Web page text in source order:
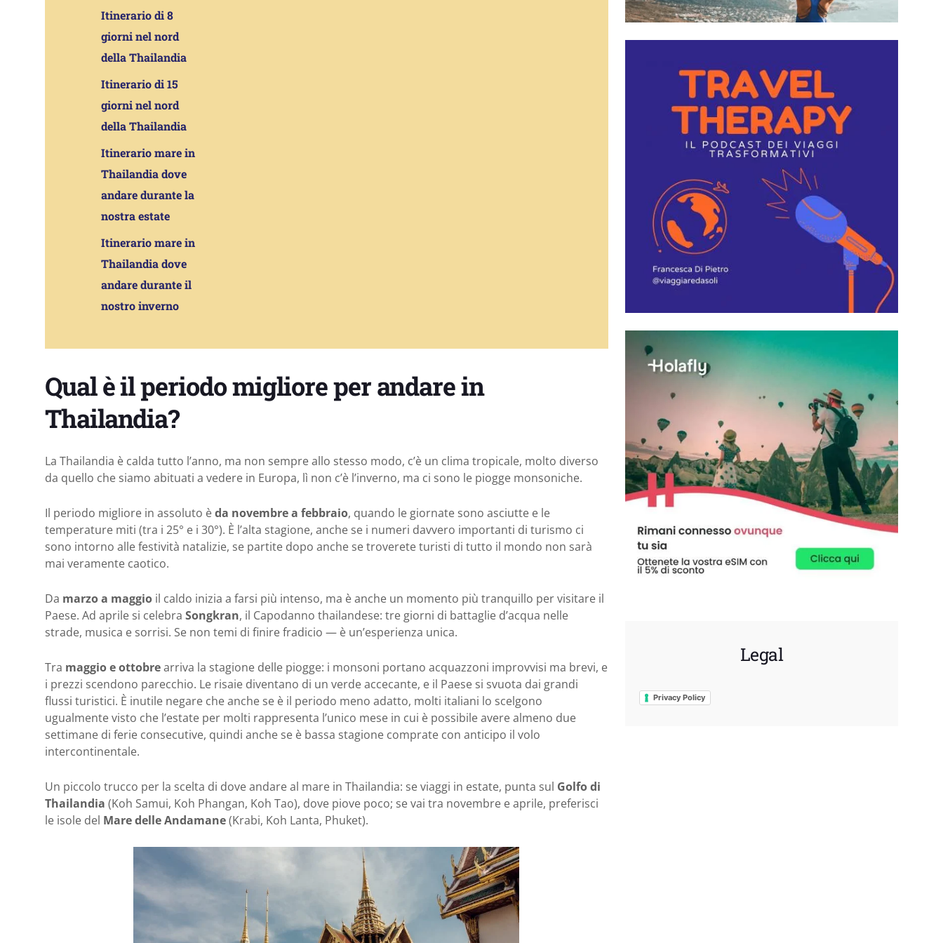
Itinerario di 8
giorni nel nord
della Thailandia
Itinerario di 15
giorni nel nord
della Thailandia
Itinerario mare in
Thailandia dove
andare durante la
nostra estate
Itinerario mare in
Thailandia dove
andare durante il
nostro inverno
Qual è il periodo migliore per andare in
Thailandia?
La Thailandia è calda tutto l’anno, ma non sempre allo stesso modo, c’è un clima tropicale, molto diverso
da quello che siamo abituati a vedere in Europa, lì non c’è l’inverno, ma ci sono le piogge monsoniche.
Il periodo migliore in assoluto èda novembre a febbraio, quando le giornate sono asciutte e le
temperature miti (tra i 25° e i 30°). È l’alta stagione, anche se i numeri davvero importanti di turismo ci
sono intorno alle festività natalizie, se partite dopo anche se troverete turisti di tutto il mondo non sarà
mai veramente caotico.
Da marzo a maggio il caldo inizia a farsi più intenso, ma è anche un momento più tranquillo per visitare il
Paese. Ad aprile si celebra Songkran, il Capodanno thailandese: tre giorni di battaglie d’acqua nelle
strade, musica e sorrisi. Se non temi di finire fradicio — è un’esperienza unica.
Tra maggio e ottobrearriva la stagione delle piogge: i monsoni portano acquazzoni improvvisi ma brevi, e
i prezzi scendono parecchio. Le risaie diventano di un verde accecante, e il Paese si svuota dai grandi
flussi turistici. È inutile negare che anche se è il periodo meno adatto, molti italiani lo scelgono
ugualmente visto che l’estate per molti rappresenta l’unico mese in cui è possibile avere almeno due
settimane di ferie consecutive, quindi anche se è bassa stagione comprate con anticipo il volo
intercontinentale.
Un piccolo trucco per la scelta di dove andare al mare in Thailandia: se viaggi in estate, punta sul Golfo di
Thailandia (Koh Samui, Koh Phangan, Koh Tao), dove piove poco; se vai tra novembre e aprile, preferisci
le isole del Mare delle Andamane(Krabi, Koh Lanta, Phuket).
Legal
Privacy Policy